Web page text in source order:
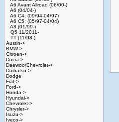
A6 Avant Allroad (06/00-)
A6 (04/04-)
A6 C4; (09/94-04/97)
A6 C5; (05/97-04/04)
A8 (01/99-)
Q5 11/2011-
TT (11/98-)
Austin->
BMW->
Citroen->
Dacia->
Daewoo/Chevrolet->
Daihatsu->
Dodge
Fiat->
Ford->
Honda->
Hyundai->
Chevrolet->
Chrysler->
Isuzu->
Iveco->